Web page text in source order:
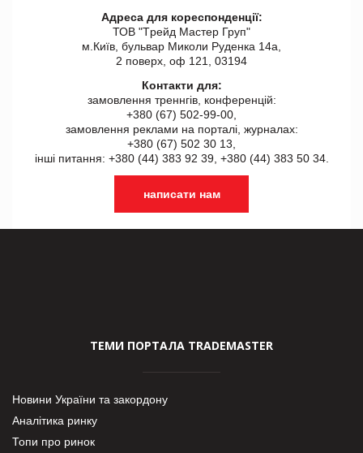
Адреса для кореспонденції:
ТОВ "Tрейд Мастер Груп"
м.Київ, бульвар Миколи Руденка 14а,
2 поверх, оф 121, 03194
Контакти для:
замовлення треннгів, конференцій:
+380 (67) 502-99-00,
замовлення реклами на порталі, журналах:
+380 (67) 502 30 13,
інші питання: +380 (44) 383 92 39, +380 (44) 383 50 34.
написати нам
ТЕМИ ПОРТАЛА TRADEMASTER
Новини України та закордону
Аналітика ринку
Топи про ринок